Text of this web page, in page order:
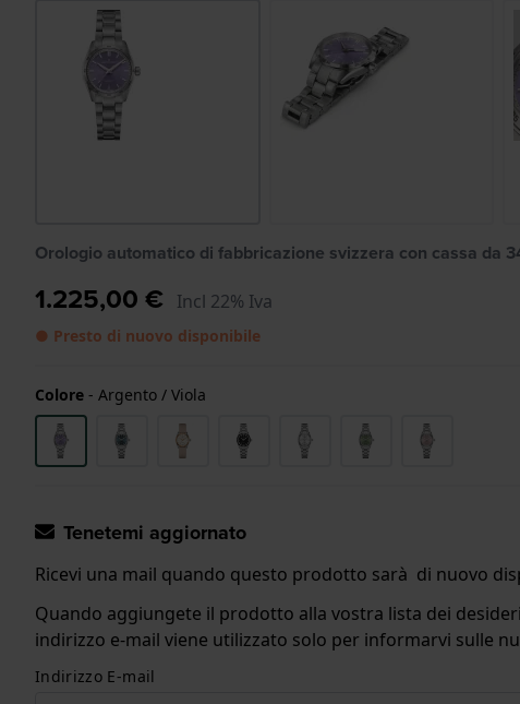
Orologio automatico di fabbricazione svizzera con cassa da
1.225,00 € Incl 22% Iva
● Presto di nuovo disponibile
Colore - Argento / Viola
Tenetemi aggiornato
Ricevi una mail quando questo prodotto sarà di nuovo
Quando aggiungete il prodotto alla vostra lista dei
indirizzo e-mail viene utilizzato solo per informarvi sulle
Indirizzo E-mail